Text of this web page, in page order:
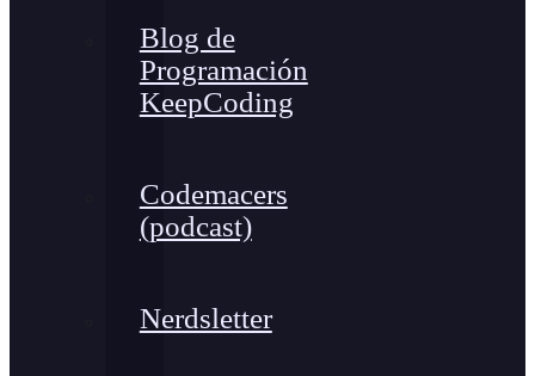
Blog de
Programación
KeepCoding
Codemacers
(podcast)
Nerdsletter